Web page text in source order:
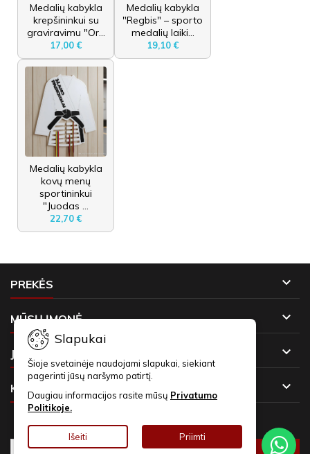
Medalių kabykla
krepšininkui su
graviravimu "Or...
17,00 €
Medalių kabykla
"Regbis" – sporto
medalių laiki...
19,10 €
Medalių kabykla
kovų menų
sportininkui
"Juodas ...
22,70 €
PREKĖS 
MŪSŲ ĮMONĖ 
JŪSŲ PASKYRA 
KONTAKTAI 
Slapukai
Šioje svetainėje naudojami slapukai, siekiant
pagerinti jūsų naršymo patirtį.
Daugiau informacijos rasite mūsų Privatumo
Politikoje.
Išeiti Priimti
NAUJIENLAIŠKIAI